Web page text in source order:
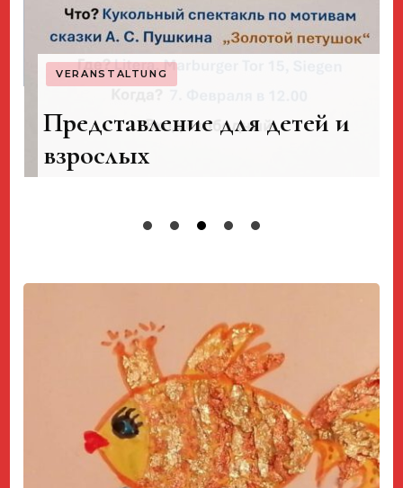
VERANSTALTUNG
Представление для детей и
взрослых